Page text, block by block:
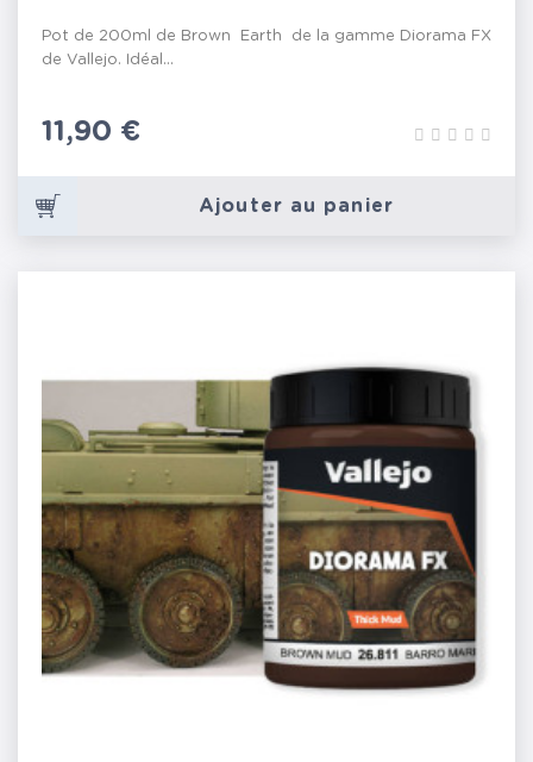
Pot de 200ml de Brown Earth de la gamme Diorama FX
de Vallejo. Idéal...
Prix
11,90 €
Ajouter au panier